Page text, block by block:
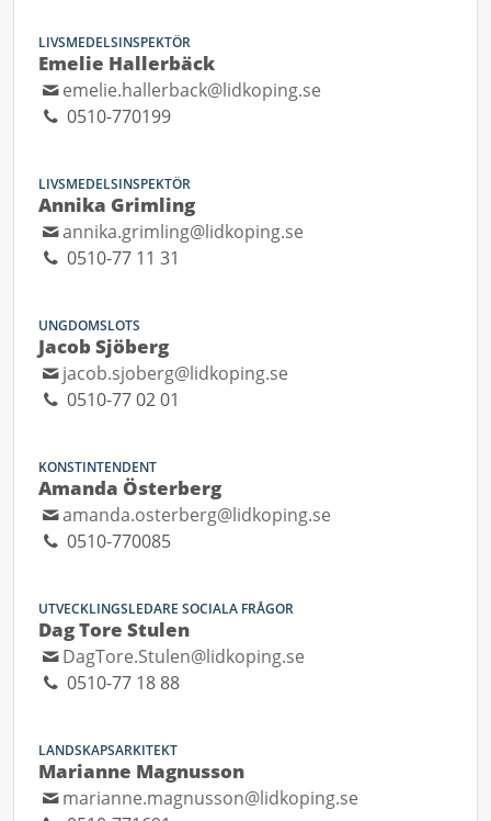
LIVSMEDELSINSPEKTÖR
Emelie Hallerbäck
emelie.hallerback@lidkoping.se
0510-770199
LIVSMEDELSINSPEKTÖR
Annika Grimling
annika.grimling@lidkoping.se
0510-77 11 31
UNGDOMSLOTS
Jacob Sjöberg
jacob.sjoberg@lidkoping.se
0510-77 02 01
KONSTINTENDENT
Amanda Österberg
amanda.osterberg@lidkoping.se
0510-770085
UTVECKLINGSLEDARE SOCIALA FRÅGOR
Dag Tore Stulen
DagTore.Stulen@lidkoping.se
0510-77 18 88
LANDSKAPSARKITEKT
Marianne Magnusson
marianne.magnusson@lidkoping.se